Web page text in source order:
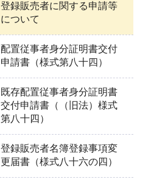
登録販売者に関する申請等
について
配置従事者身分証明書交付
申請書（様式第八十四）
既存配置従事者身分証明書
交付申請書（（旧法）様式
第八十四）
登録販売者名簿登録事項変
更届書（様式八十六の四）